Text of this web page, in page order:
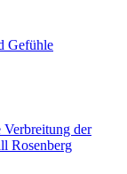
Gefühle
Verbreitung der
Rosenberg